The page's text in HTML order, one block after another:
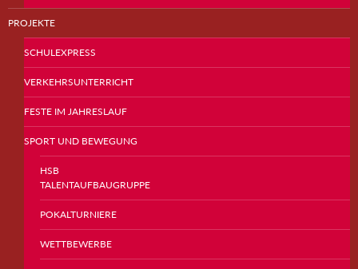
PROJEKTE
SCHULEXPRESS
VERKEHRSUNTERRICHT
FESTE IM JAHRESLAUF
SPORT UND BEWEGUNG
HSB
TALENTAUFBAUGRUPPE
POKALTURNIERE
WETTBEWERBE